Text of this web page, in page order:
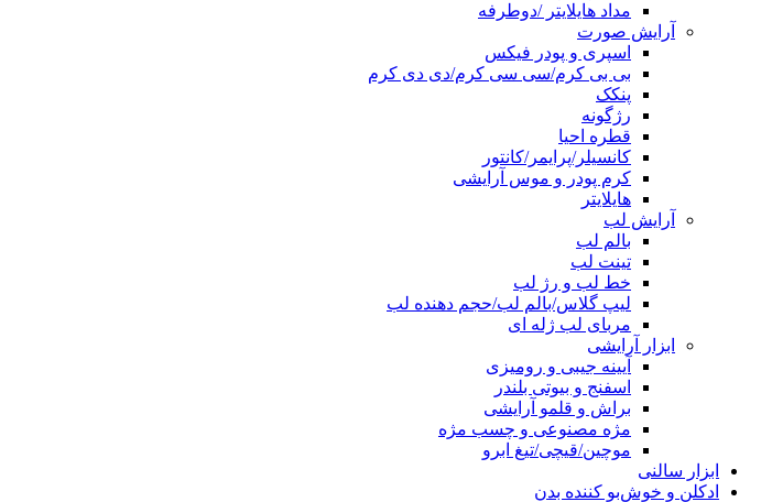
مداد هایلایتر /دوطرفه
آرایش صورت
اسپری و پودر فیکس
بی بی کرم/سی سی کرم/دی دی کرم
پنکک
رژگونه
قطره احیا
کانسیلر/پرایمر/کانتور
کرم پودر و موس آرایشی
هایلایتر
آرایش لب
بالم لب
تینت لب
خط لب و رژ لب
لیپ گلاس/بالم لب/حجم دهنده لب
مربای لب ژله ای
ابزار آرایشی
آیینه جیبی و رومیزی
اسفنج و بیوتی بلندر
براش و قلمو آرایشی
مژه مصنوعی و چسب مژه
موچین/قیچی/تیغ ابرو
ابزار سالنی
ادکلن و خوش‌بو کننده بدن